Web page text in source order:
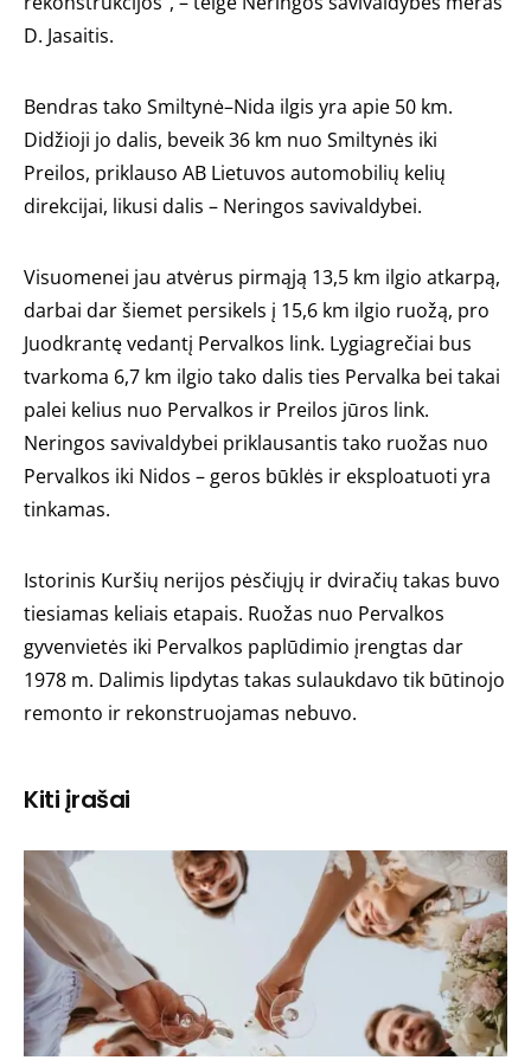
D. Jasaitis.
Bendras tako Smiltynė–Nida ilgis yra apie 50 km.
Didžioji jo dalis, beveik 36 km nuo Smiltynės iki
Preilos, priklauso AB Lietuvos automobilių kelių
direkcijai, likusi dalis – Neringos savivaldybei.
Visuomenei jau atvėrus pirmąją 13,5 km ilgio atkarpą,
darbai dar šiemet persikels į 15,6 km ilgio ruožą, pro
Juodkrantę vedantį Pervalkos link. Lygiagrečiai bus
tvarkoma 6,7 km ilgio tako dalis ties Pervalka bei takai
palei kelius nuo Pervalkos ir Preilos jūros link.
Neringos savivaldybei priklausantis tako ruožas nuo
Pervalkos iki Nidos – geros būklės ir eksploatuoti yra
tinkamas.
Istorinis Kuršių nerijos pėsčiųjų ir dviračių takas buvo
tiesiamas keliais etapais. Ruožas nuo Pervalkos
gyvenvietės iki Pervalkos paplūdimio įrengtas dar
1978 m. Dalimis lipdytas takas sulaukdavo tik būtinojo
remonto ir rekonstruojamas nebuvo.
Kiti įrašai